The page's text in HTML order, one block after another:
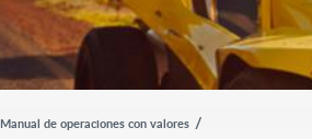
Manual de operaciones con valores